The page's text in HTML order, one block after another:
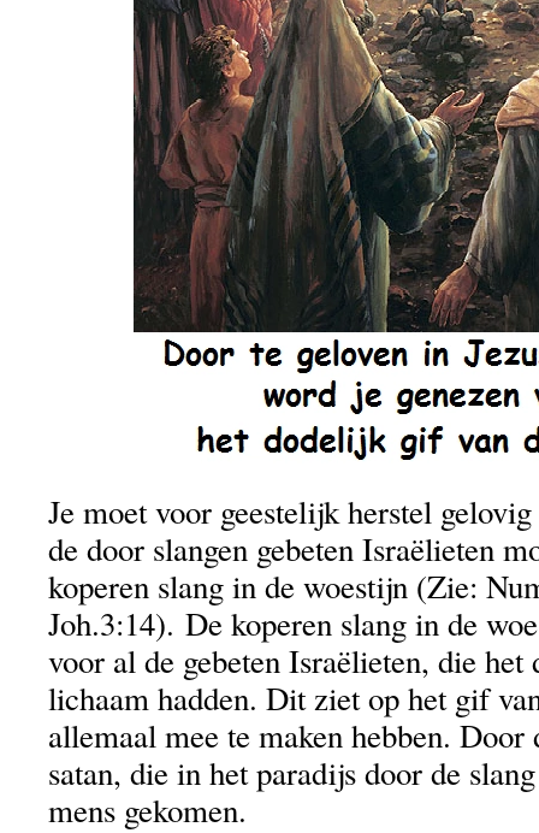
Je moet voor geestelijk herstel
de door slangen gebeten Israëlieten
koperen slang in de woestijn (Zie:
Joh.3:14). De koperen slang in de
voor al de gebeten Israëlieten, die
lichaam hadden. Dit ziet op het gif
allemaal mee te maken hebben. Door
satan, die in het paradijs door de
mens gekomen.